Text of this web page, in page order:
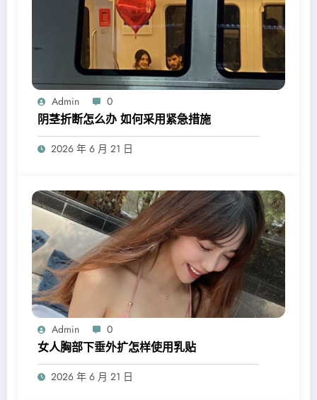
Admin 0
阴茎折断怎么办 如何采用紧急措施
2026 年 6 月 21 日
Admin 0
女人胸部下垂外扩怎样使用乳贴
2026 年 6 月 21 日